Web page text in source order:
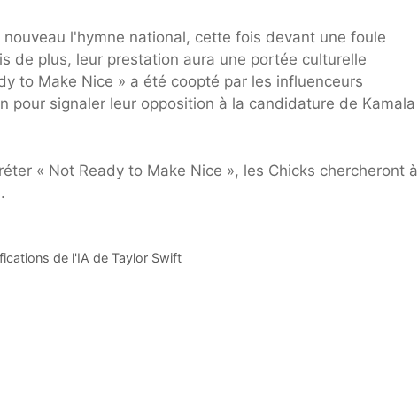
l'hymne national, cette fois devant une foule
de plus, leur prestation aura une portée culturelle
to Make Nice » a été coopté par les influenceurs
pour signaler leur opposition à la candidature de Kamala
« Not Ready to Make Nice », les Chicks chercheront à
de l'IA de Taylor Swift